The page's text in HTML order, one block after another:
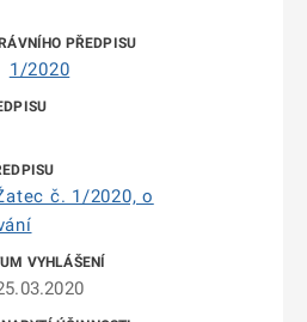
1/2020
č. 1/2020, o